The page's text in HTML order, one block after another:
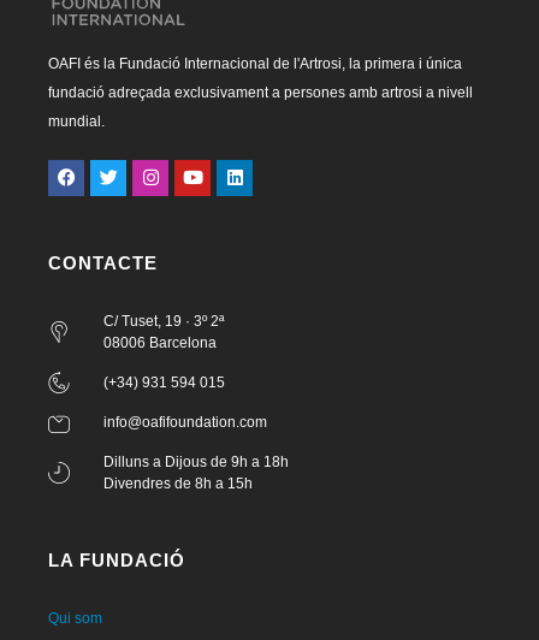
OAFI és la Fundació Internacional de l'Artrosi, la primera i única
fundació adreçada exclusivament a persones amb artrosi a nivell
mundial.
CONTACTE
C/ Tuset, 19 · 3º 2ª
08006 Barcelona
(+34) 931 594 015
info@oafifoundation.com
Dilluns a Dijous de 9h a 18h
Divendres de 8h a 15h
LA FUNDACIÓ
Qui som